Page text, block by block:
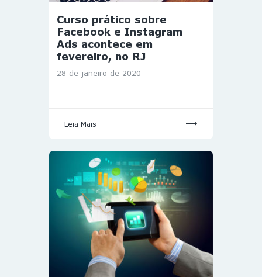
Curso prático sobre
Facebook e Instagram
Ads acontece em
fevereiro, no RJ
28 de janeiro de 2020
Leia Mais